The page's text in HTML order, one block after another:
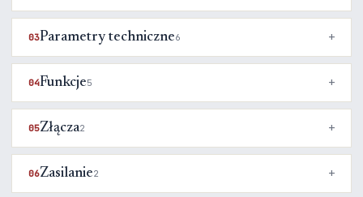
03Parametry techniczne6
04Funkcje5
05Złącza2
06Zasilanie2